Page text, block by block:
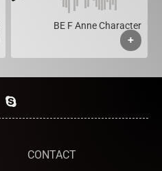
BE F Anne Character
+
CONTACT